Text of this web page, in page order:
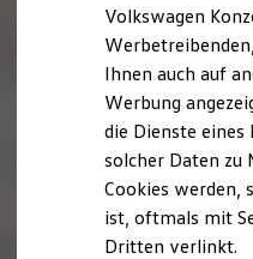
Förderung &
Autonomes
Mehr zum ID. Buzz
Online
California Club
California
Vanlife
Volkswagen
Ihnen auch auf
Werbung
die Dienste
solcher Daten zu
Cookies werden,
ist, oftmals mit
Dritten verlinkt.